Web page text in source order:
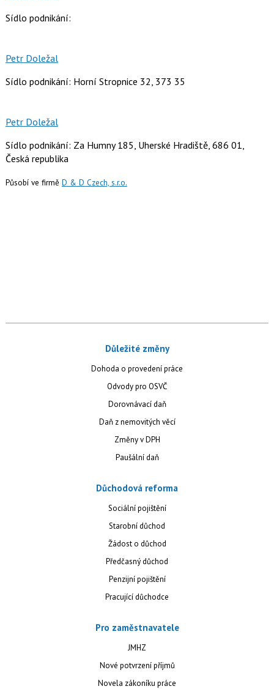
Sídlo podnikání:
Petr Doležal
Sídlo podnikání: Horní Stropnice 32, 373 35
Petr Doležal
Sídlo podnikání: Za Humny 185, Uherské Hradiště, 686 01,
Česká republika
Působí ve firmě D & D Czech, s.r.o.
Důležité změny
Dohoda o provedení práce
Odvody pro OSVČ
Dorovnávací daň
Daň z nemovitých věcí
Změny v DPH
Paušální daň
Důchodová reforma
Sociální pojištění
Starobní důchod
Žádost o důchod
Předčasný důchod
Penzijní pojištění
Pracující důchodce
Pro zaměstnavatele
JMHZ
Nové potvrzení příjmů
Novela zákoníku práce